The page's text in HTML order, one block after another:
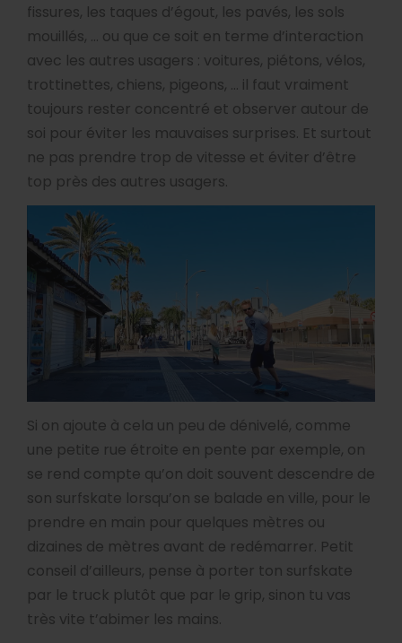
fissures, les taques d’égout, les pavés, les sols
mouillés, … ou que ce soit en terme d’interaction
avec les autres usagers : voitures, piétons, vélos,
trottinettes, chiens, pigeons, … il faut vraiment
toujours rester concentré et observer autour de
soi pour éviter les mauvaises surprises. Et surtout
ne pas prendre trop de vitesse et éviter d’être
top près des autres usagers.
Si on ajoute à cela un peu de dénivelé, comme
une petite rue étroite en pente par exemple, on
se rend compte qu’on doit souvent descendre de
son surfskate lorsqu’on se balade en ville, pour le
prendre en main pour quelques mètres ou
dizaines de mètres avant de redémarrer. Petit
conseil d’ailleurs, pense à porter ton surfskate
par le truck plutôt que par le grip, sinon tu vas
très vite t’abimer les mains.